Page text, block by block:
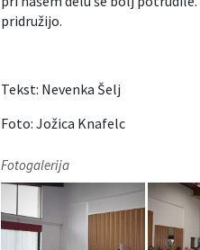
pridružijo.
Tekst: Nevenka Šelj
Foto: Jožica Knafelc
Fotogalerija